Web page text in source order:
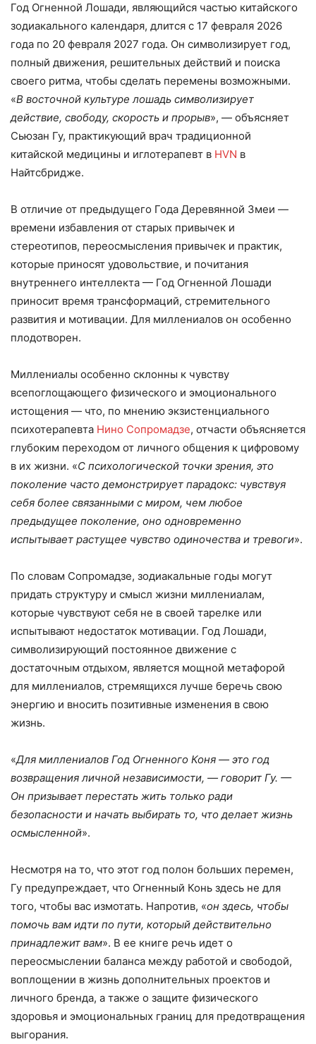
Год Огненной Лошади, являющийся частью китайского
зодиакального календаря, длится с 17 февраля 2026
года по 20 февраля 2027 года. Он символизирует год,
полный движения, решительных действий и поиска
своего ритма, чтобы сделать перемены возможными.
«В восточной культуре лошадь символизирует
действие, свободу, скорость и прорыв», — объясняет
Сьюзан Гу, практикующий врач традиционной
китайской медицины и иглотерапевт в HVN в
Найтсбридже.
В отличие от предыдущего Года Деревянной Змеи —
времени избавления от старых привычек и
стереотипов, переосмысления привычек и практик,
которые приносят удовольствие, и почитания
внутреннего интеллекта — Год Огненной Лошади
приносит время трансформаций, стремительного
развития и мотивации. Для миллениалов он особенно
плодотворен.
Миллениалы особенно склонны к чувству
всепоглощающего физического и эмоционального
истощения — что, по мнению экзистенциального
психотерапевта Нино Сопромадзе, отчасти объясняется
глубоким переходом от личного общения к цифровому
в их жизни. «С психологической точки зрения, это
поколение часто демонстрирует парадокс: чувствуя
себя более связанными с миром, чем любое
предыдущее поколение, оно одновременно
испытывает растущее чувство одиночества и тревоги».
По словам Сопромадзе, зодиакальные годы могут
придать структуру и смысл жизни миллениалам,
которые чувствуют себя не в своей тарелке или
испытывают недостаток мотивации. Год Лошади,
символизирующий постоянное движение с
достаточным отдыхом, является мощной метафорой
для миллениалов, стремящихся лучше беречь свою
энергию и вносить позитивные изменения в свою
жизнь.
«Для миллениалов Год Огненного Коня — это год
возвращения личной независимости, — говорит Гу. —
Он призывает перестать жить только ради
безопасности и начать выбирать то, что делает жизнь
осмысленной».
Несмотря на то, что этот год полон больших перемен,
Гу предупреждает, что Огненный Конь здесь не для
того, чтобы вас измотать. Напротив, «он здесь, чтобы
помочь вам идти по пути, который действительно
принадлежит вам». В ее книге речь идет о
переосмыслении баланса между работой и свободой,
воплощении в жизнь дополнительных проектов и
личного бренда, а также о защите физического
здоровья и эмоциональных границ для предотвращения
выгорания.